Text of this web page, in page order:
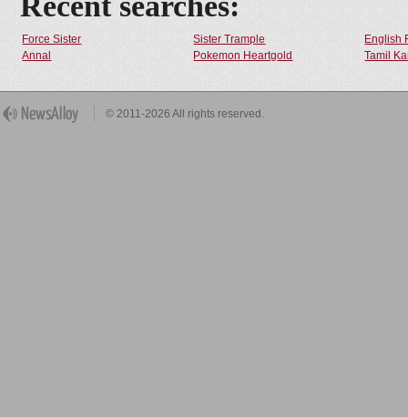
Force Sister Sister Trample
English
Annal
Pokemon Heartgold Tamil
© 2011-2026 All rights reserved.